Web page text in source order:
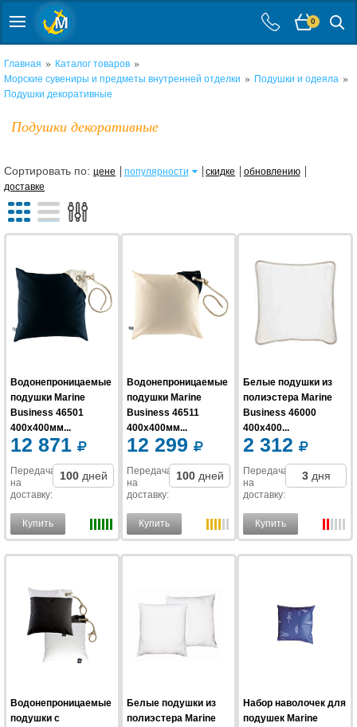
0
Главная » Каталог товаров »
Морские сувениры и предметы внутренней отделки » Подушки и одеяла »
Подушки декоративные
Подушки декоративные
Сортировать по: цене популярности скидке
обновлению
доставке
Водонепроницаемые
подушки Marine
Business 46501
400x400мм...
12 871
Передача
на
доставку:
100 дней
Купить
Водонепроницаемые
подушки Marine
Business 46511
400x400мм...
12 299
Передача
на
доставку:
100 дней
Купить
Белые подушки из
полиэстера Marine
Business 46000
400x400...
2 312
Передача
на
доставку:
3 дня
Купить
Водонепроницаемые
подушки с
Белые подушки из
полиэстера Marine
Набор наволочек для
подушек Marine